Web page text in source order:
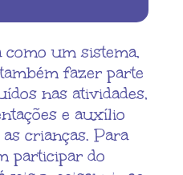
um sistema,
fazer parte
nas atividades,
e auxílio
crianças. Para
participar do